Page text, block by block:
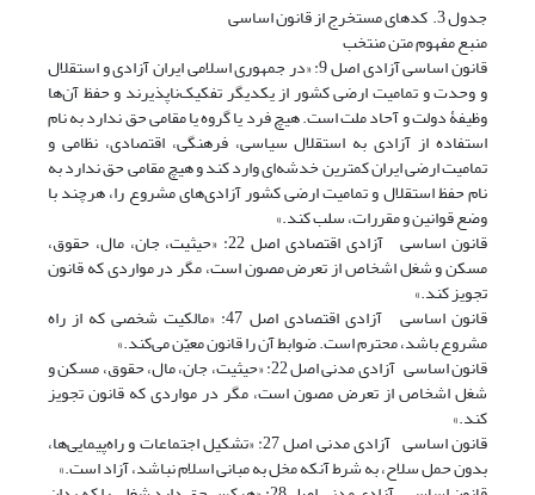
جدول 3. کدهای مستخرج از قانون اساسی
منبع مفهوم متن منتخب
قانون اساسی آزادی اصل 9: «در جمهوری اسلامی ایران آزادی و استقلال
و وحدت و تمامیت ارضی کشور از یکدیگر تفکیک‌ناپذیرند و حفظ آن‌ها
وظیفۀ ‌دولت و آحاد ملت است‌. هیچ فرد یا گروه یا مقامی حق ندارد به نام‌
استفاده از آزادی به استقلال سیاسی‌، فرهنگی‌، اقتصادی‌، نظامی و
تمامیت ارضی ایران کمترین خدشه‌ای وارد کند و هیچ مقامی حق‌ ندارد به
نام حفظ استقلال و تمامیت ارضی کشور آزادی‌های مشروع‌ را، هرچند با
وضع قوانین و مقررات‌، سلب کند.»
قانون اساسی آزادی اقتصادی اصل 22: «حیثیت‌، جان‌، مال‌، حقوق،
مسکن و شغل‌ اشخاص از تعرض مصون است، مگر در مواردی که قانون
تجویز کند.»
قانون اساسی آزادی اقتصادی اصل 47: «مالکیت شخصی که از راه
مشروع باشد، محترم ‌است‌. ضوابط آن را قانون معیّن می‌کند.»
قانون اساسی آزادی مدنی اصل 22: «حیثیت‌، جان‌، مال‌، حقوق، مسکن و
شغل ‌اشخاص از تعرض مصون است، مگر در مواردی که قانون تجویز
کند.»
قانون اساسی آزادی مدنی اصل 27: «تشکیل اجتماعات و راه‌پیمایی‌ها،
بدون حمل‌ سلاح‌، به شرط آنکه مخل به مبانی اسلام نباشد، آزاد است.»